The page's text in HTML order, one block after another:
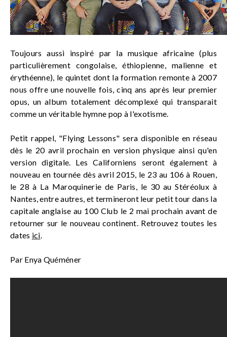
Toujours aussi inspiré par la musique africaine (plus
particulièrement congolaise, éthiopienne, malienne et
érythéenne), le quintet dont la formation remonte à 2007
nous offre une nouvelle fois, cinq ans après leur premier
opus, un album totalement décomplexé qui transparait
comme un véritable hymne pop à l'exotisme.
Petit rappel, "Flying Lessons" sera disponible en réseau
dès le 20 avril prochain en version physique ainsi qu'en
version digitale. Les Californiens seront également à
nouveau en tournée dès avril 2015, le 23 au 106 à Rouen,
le 28 à La Maroquinerie de Paris, le 30 au Stéréolux à
Nantes, entre autres, et termineront leur petit tour dans la
capitale anglaise au 100 Club le 2 mai prochain avant de
retourner sur le nouveau continent. Retrouvez toutes les
dates ici.
Par Enya Quéméner